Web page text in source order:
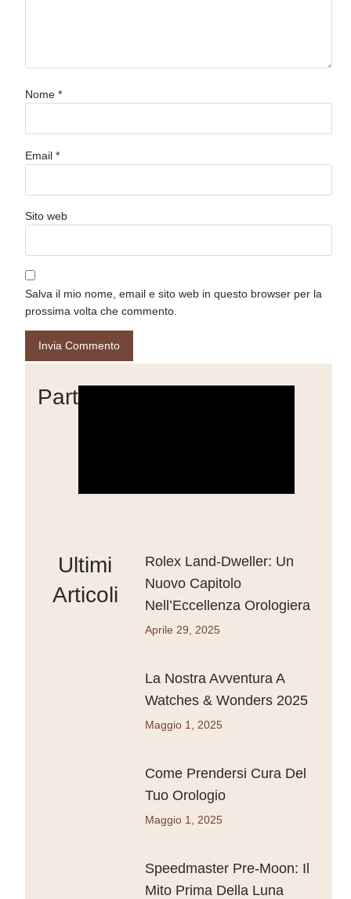
Nome *
Email *
Sito web
Salva il mio nome, email e sito web in questo browser per la
prossima volta che commento.
Partner
Ultimi
Articoli
Rolex Land-Dweller: Un
Nuovo Capitolo
Nell’Eccellenza Orologiera
Aprile 29, 2025
La Nostra Avventura A
Watches & Wonders 2025
Maggio 1, 2025
Come Prendersi Cura Del
Tuo Orologio
Maggio 1, 2025
Speedmaster Pre-Moon: Il
Mito Prima Della Luna